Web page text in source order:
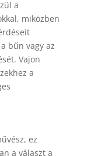
a
miközben
bűn vagy az
Vajon
a
ez
a választ a